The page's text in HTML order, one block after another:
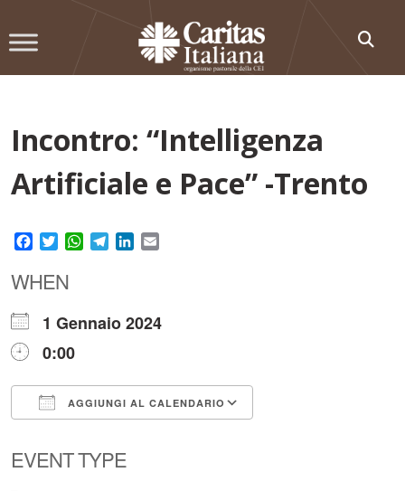
to
Incontro: “Intelligenza
Artificiale e Pace” -Trento
Facebook
TwitterWhatsApp
TelegramLinkedIn
WHEN
1 Gennaio 2024
0:00
AGGIUNGI AL CALENDARIO
EVENT TYPE